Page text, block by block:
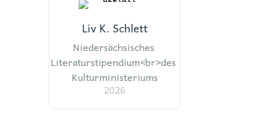
Liv K. Schlett
Niedersächsisches
Literaturstipendium<br>des
Kulturministeriums
2026